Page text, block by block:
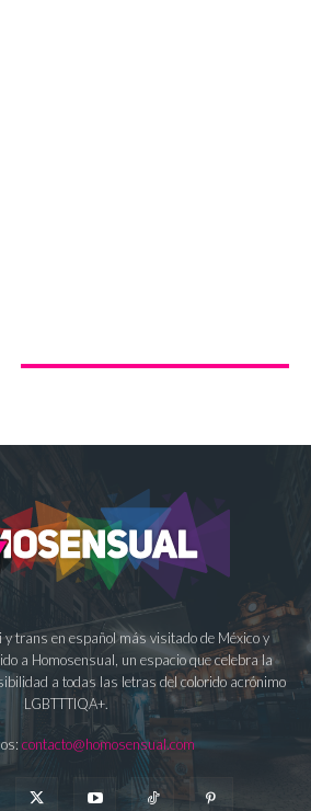
y trans en español más visitado de México y
a Homosensual, un espacio que celebra la
a todas las letras del colorido acrónimo
LGBTTTIQA+.
contacto@homosensual.com